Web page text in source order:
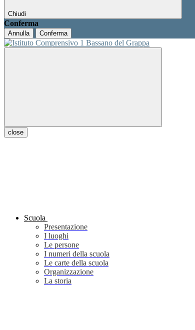
Chiudi
Conferma
Annulla Conferma
close
Scuola
Presentazione
I luoghi
Le persone
I numeri della scuola
Le carte della scuola
Organizzazione
La storia